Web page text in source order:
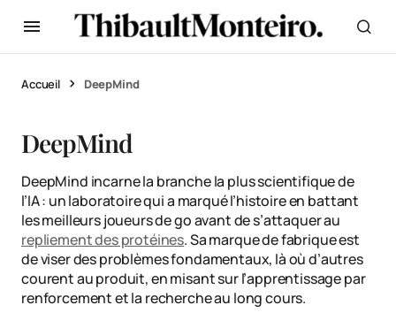
Accueil DeepMind
DeepMind
DeepMind incarne la branche la plus scientifique de
l’IA : un laboratoire qui a marqué l’histoire en battant
les meilleurs joueurs de go avant de s’attaquer au
repliement des protéines. Sa marque de fabrique est
de viser des problèmes fondamentaux, là où d’autres
courent au produit, en misant sur l’apprentissage par
renforcement et la recherche au long cours.